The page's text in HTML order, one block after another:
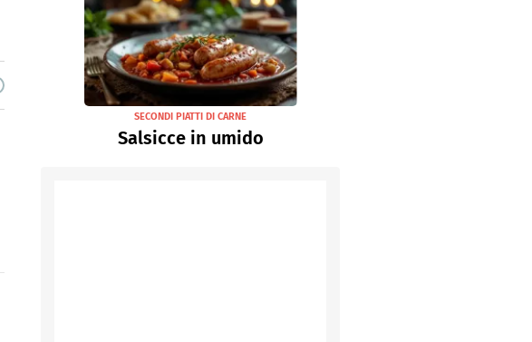
SECONDI PIATTI DI CARNE
Salsicce in umido